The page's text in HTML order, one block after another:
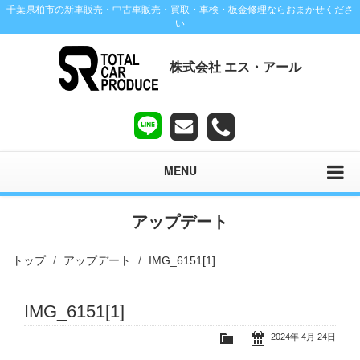
千葉県柏市の新車販売・中古車販売・買取・車検・板金修理ならおまかせくださ
い
株式会社 エス・アール
MENU
アップデート
トップ アップデート IMG_6151[1]
IMG_6151[1]
2024年 4月 24日